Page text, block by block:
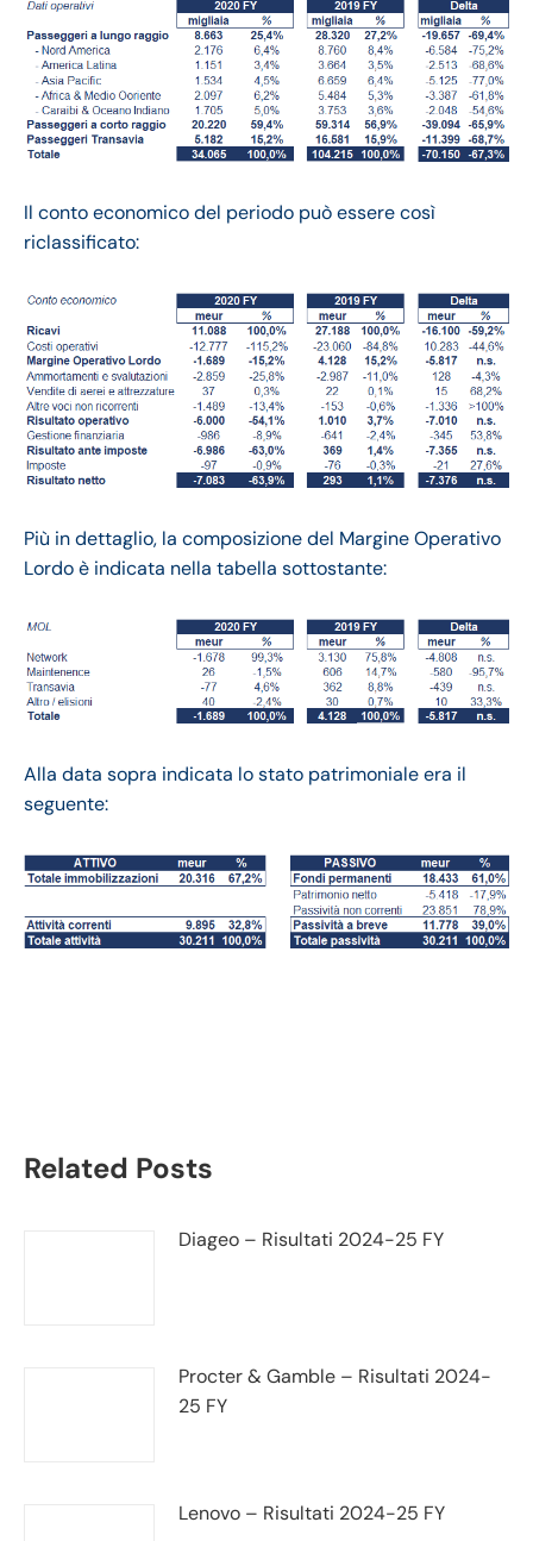
Il conto economico del periodo può essere così
riclassificato:
Più in dettaglio, la composizione del Margine Operativo
Lordo è indicata nella tabella sottostante:
Alla data sopra indicata lo stato patrimoniale era il
seguente:
Related Posts
Diageo – Risultati 2024-25 FY
Procter & Gamble – Risultati 2024-
25 FY
Lenovo – Risultati 2024-25 FY